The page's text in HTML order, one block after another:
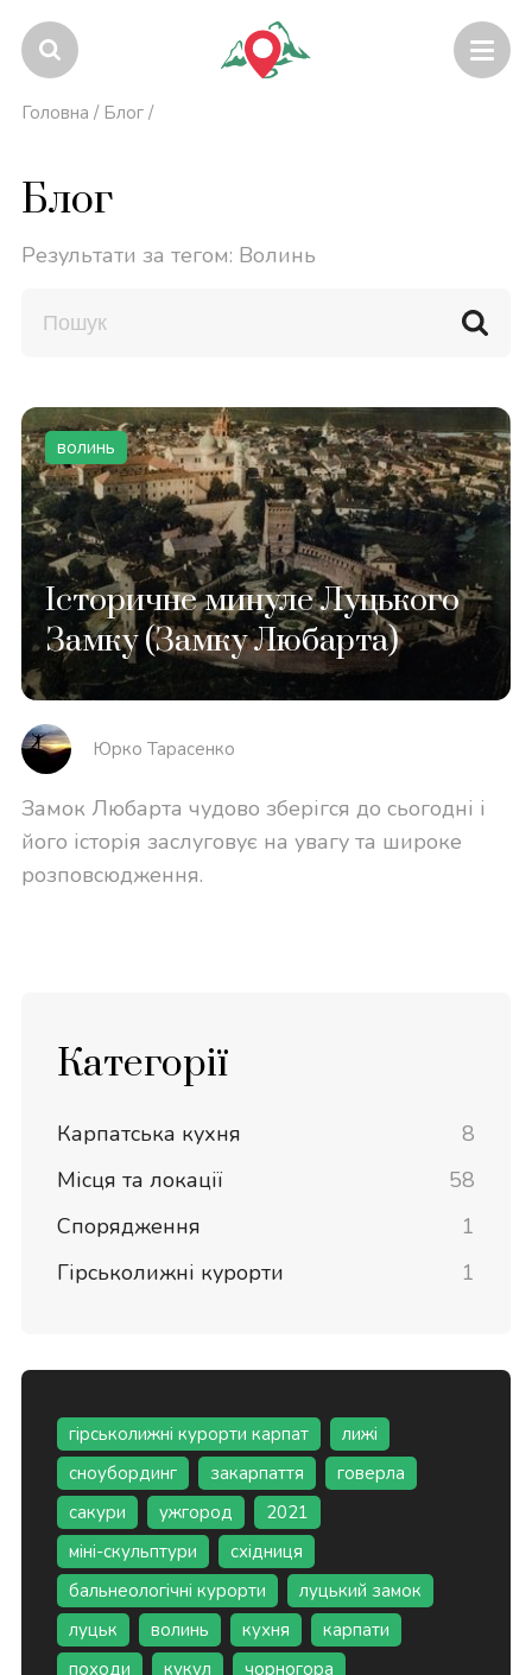
Головна / Блог /
Блог
Результати за тегом: Волинь
волинь
Історичне минуле Луцького
Замку (Замку Любарта)
Юрко Тарасенко
Замок Любарта чудово зберігся до сьогодні і
його історія заслуговує на увагу та широке
розповсюдження.
Категорії
Карпатська кухня
8
Місця та локації
58
Спорядження
1
Гірськолижні курорти
1
гірськолижні курорти карпат
лижі
сноубординг
закарпаття
говерла
сакури
ужгород
2021
міні-скульптури
східниця
бальнеологічні курорти
луцький замок
луцьк
волинь кухня
карпати
походи
кукул
чорногора